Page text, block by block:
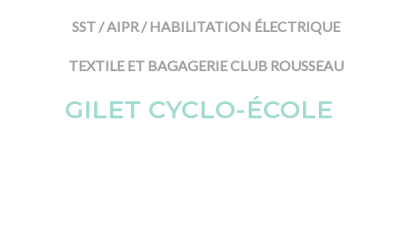
SST / AIPR / HABILITATION ÉLECTRIQUE
TEXTILE ET BAGAGERIE CLUB ROUSSEAU
GILET CYCLO-ÉCOLE